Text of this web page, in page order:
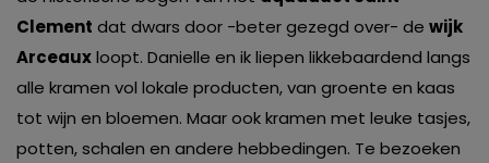
van derde partijen om gepersonaliseerde advertenties te
tonen en/of de inhoud van de advertenties op je
voorkeuren af te stemmen. Je kunt je voorkeuren
beheren via ‘Zelf instellen’. Klik je op ‘Accepteren en
doorgaan’ dan ga je akkoord met het gebruik van alle
Clement dat dwars door -beter gezegd over- de wijk
Arceauxloopt. Danielle en ik liepen likkebaardend langs
alle kramen vol lokale producten, van groente en kaas
tot wijn en bloemen. Maar ook kramen met leuke tasjes,
potten, schalen en andere hebbedingen. Te bezoeken